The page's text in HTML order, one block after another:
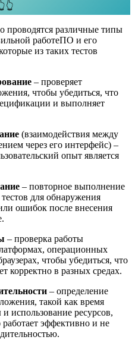
проводятся различные типы
работеПО и его
из таких тестов
– проверяет
чтобы убедиться, что
и выполняет
(взаимодействия между
через его интерфейс) –
опыт является
– повторное выполнение
для обнаружения
ошибок после внесения
– проверка работы
операционных
чтобы убедиться, что
корректно в разных средах.
– определение
такой как время
использование ресурсов,
эффективно и не